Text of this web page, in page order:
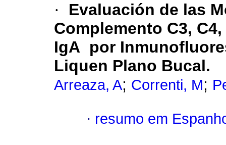
·
Evaluación de las
Complemento C3,
IgA por
Liquen Plano Bucal.
Arreaza, A; Correnti, M;
· resumo em